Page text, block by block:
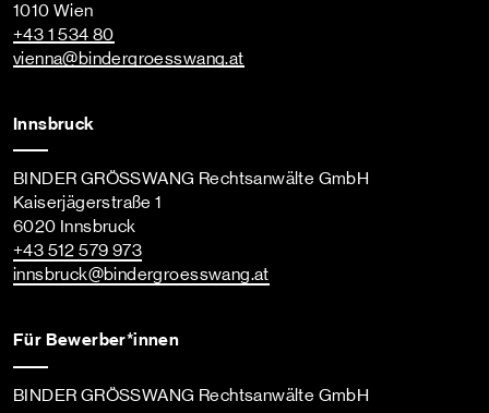
1010 Wien
+43 1 534 80
vienna@bindergroesswang.at
Innsbruck
BINDER GRÖSSWANG Rechtsanwälte GmbH
Kaiserjägerstraße 1
6020 Innsbruck
+43 512 579 973
innsbruck@bindergroesswang.at
Für Bewerber*innen
BINDER GRÖSSWANG Rechtsanwälte GmbH